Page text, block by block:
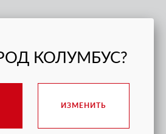
КОЛУМБУС?
ИЗМЕНИТЬ